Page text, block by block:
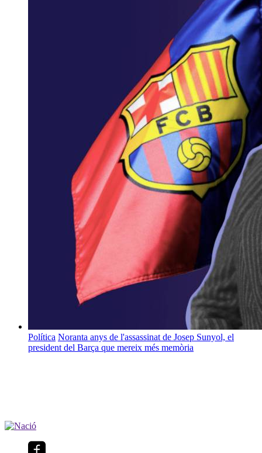
Política Noranta anys de l'assassinat de Josep Sunyol, el
president del Barça que mereix més memòria